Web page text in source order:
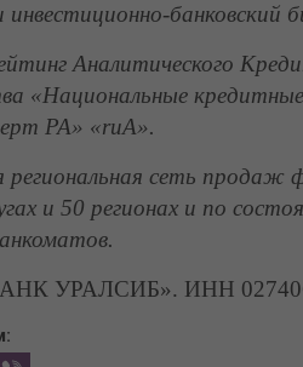
банковский
Аналитического
«Национальные
РА» «ruА».
региональная сеть продаж
и 50 регионах и по
УРАЛСИБ». ИНН